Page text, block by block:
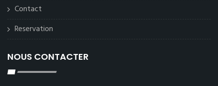
Contact
Reservation
NOUS CONTACTER